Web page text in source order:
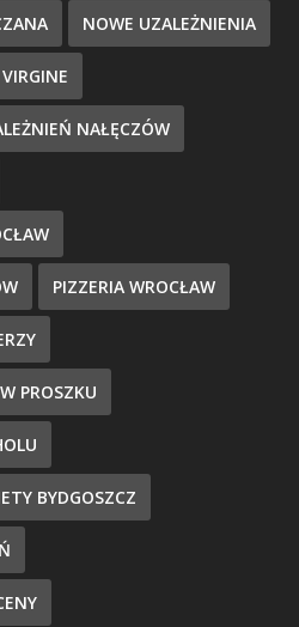
NOWE UZALEŻNIENIA
NAŁĘCZÓW
PIZZERIA WROCŁAW
PROSZKU
BYDGOSZCZ